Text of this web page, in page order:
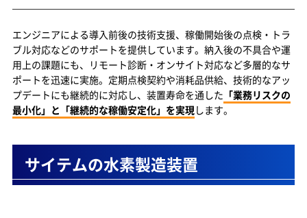
エンジニアによる導入前後の技術支援、稼働開始後の点検・トラ
ブル対応などのサポートを提供しています。納入後の不具合や運
用上の課題にも、リモート診断・オンサイト対応など多層的なサ
ポートを迅速に実施。定期点検契約や消耗品供給、技術的なアッ
プデートにも継続的に対応し、装置寿命を通した 「業務リスクの
最小化」と「継続的な稼働安定化」を実現します。
サイテムの水素製造装置